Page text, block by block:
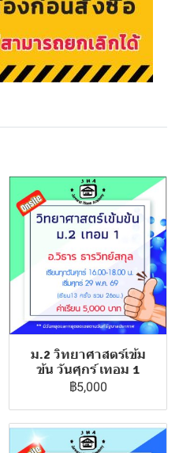
ม.2 วิทยาศาสตร์เข้ม
ข้น วันศุกร์ เทอม 1
฿5,000